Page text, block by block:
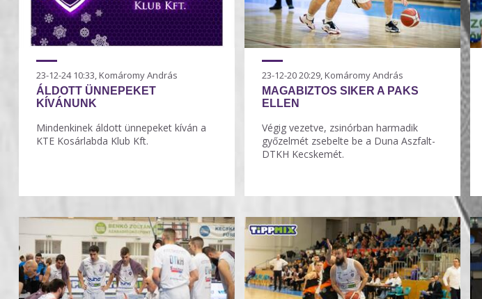
23-12-24 10:33, Komáromy András
ÁLDOTT ÜNNEPEKET
KÍVÁNUNK
Mindenkinek áldott ünnepeket kíván a
KTE Kosárlabda Klub Kft.
23-12-20 20:29, Komáromy András
MAGABIZTOS SIKER A PAKS
ELLEN
Végig vezetve, zsinórban harmadik
győzelmét zsebelte be a Duna Aszfalt-
DTKH Kecskemét.